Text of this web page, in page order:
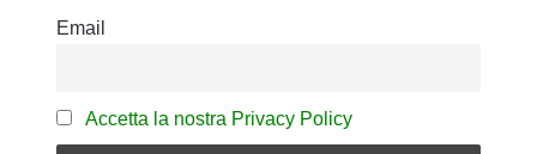
Email
Accetta la nostra Privacy Policy